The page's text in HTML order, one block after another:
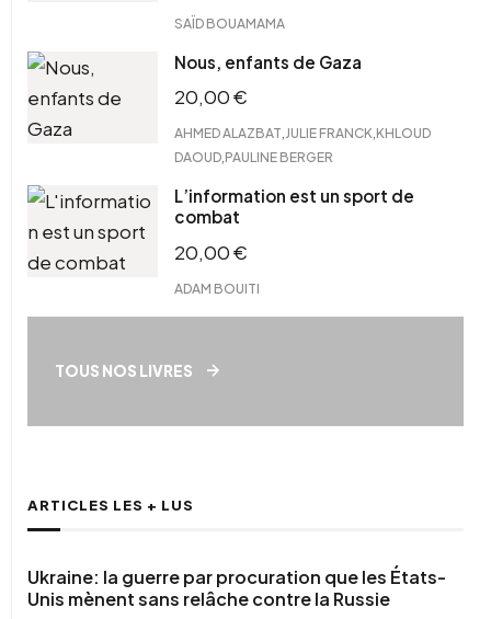
SAÏD BOUAMAMA
Nous, enfants de Gaza
20,00€
AHMED ALAZBAT,JULIE FRANCK,KHLOUD
DAOUD,PAULINE BERGER
L’information est un sport de
combat
20,00€
ADAM BOUITI
TOUS NOS LIVRES
ARTICLES LES + LUS
Ukraine: la guerre par procuration que les États-
Unis mènent sans relâche contre la Russie